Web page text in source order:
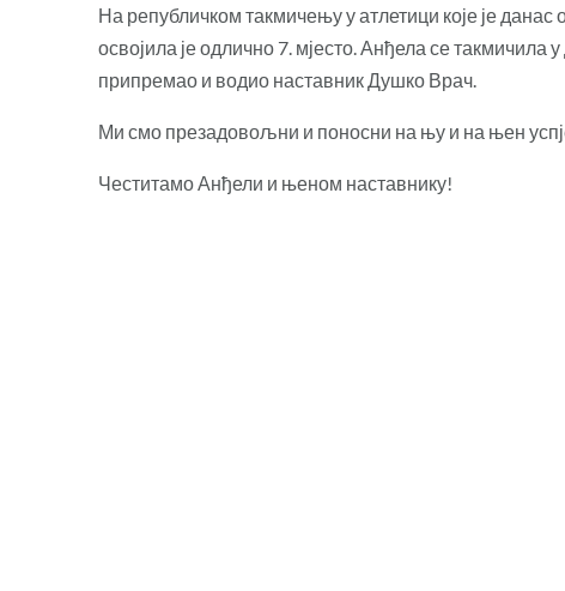
На републичком такмичењу у атлетици које је
освојила је одлично 7. мјесто. Анђела се
припремао и водио наставник Душко Врач.
Ми смо презадовољни и поносни на њу и на њен
Честитамо Анђели и њеном наставнику!